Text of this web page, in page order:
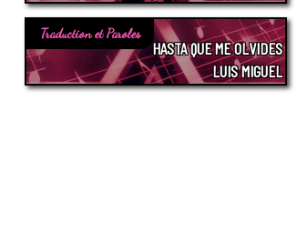
Traduction et Paroles
HASTA QUE ME OLVIDES
LUIS MIGUEL